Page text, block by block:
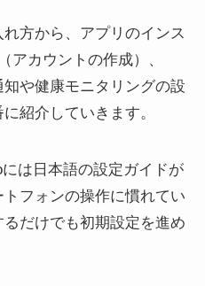
方から、アプリのインス
アカウントの作成）、
や健康モニタリングの設
紹介していきます。
は日本語の設定ガイドが
フォンの操作に慣れてい
だけでも初期設定を進め